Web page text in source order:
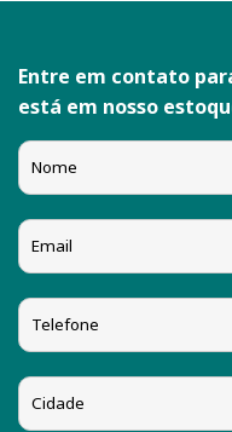
Entre em contato
está em nosso